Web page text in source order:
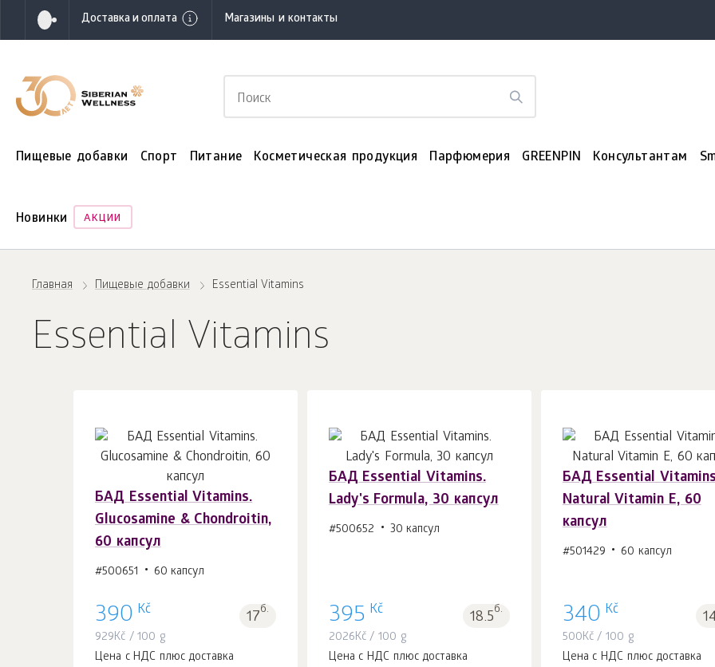
Доставка и оплата Магазины и контакты
Пищевые добавки Спорт Питание Косметическая продукция Парфюмерия GREENPIN Консультантам
Новинки АКЦИИ
Главная Пищевые добавки Essential Vitamins
Essential Vitamins
БАД Essential Vitamins.
Glucosamine & Chondroitin,
60 капсул
#500651 60 капсул
390 Kč 17б.
929Kč / 100 g
Цена с НДС плюс доставка
В корзину 1шт.
БАД Essential Vitamins.
Lady's Formula, 30 капсул
#500652 30 капсул
395 Kč 18.5б.
2026Kč/ 100 g
Цена с НДС плюс доставка
БАД Essential
Natural Vitamin E, 60
капсул
#501429 60 капсул
340 Kč
500Kč/ 100 g
Цена с НДС плюс доставка